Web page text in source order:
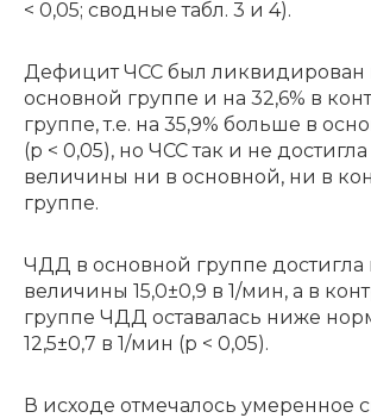
< 0,05; сводные табл. 3 и 4).
Де­фи­цит ЧСС был лик­ви­ди­ро­ван
основ­ной груп­пе и на 32,6% в
груп­пе, т.е. на 35,9% боль­ше в
(p < 0,05), но ЧСС так и не
величины ни в основной, ни в
группе.
ЧДД в основ­ной груп­пе
ве­ли­чи­ны 15,0±0,9 в 1/мин, а в
груп­пе ЧДД оста­ва­лась ни­же
12,5±0,7 в 1/мин (p < 0,05).
В ис­хо­де от­ме­ча­лось уме­рен­ное